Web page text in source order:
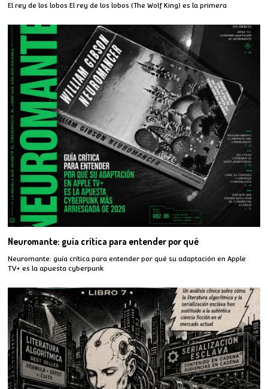
El rey de los lobos El rey de los lobos (The Wolf King) es la primera
Neuromante: guía crítica para entender por qué
Neuromante: guía crítica para entender por qué su adaptación en Apple
TV+ es la apuesta cyberpunk